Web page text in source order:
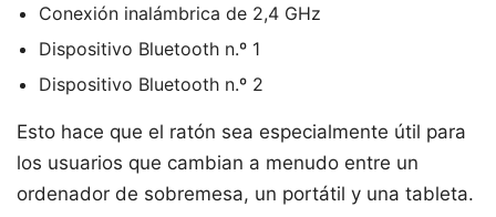
Conexión inalámbrica de 2,4 GHz
Dispositivo Bluetooth n.º 1
Dispositivo Bluetooth n.º 2
Esto hace que el ratón sea especialmente útil para
los usuarios que cambian a menudo entre un
ordenador de sobremesa, un portátil y una tableta.